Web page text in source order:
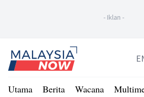
- Iklan -
Home
Utama Berita Wacana